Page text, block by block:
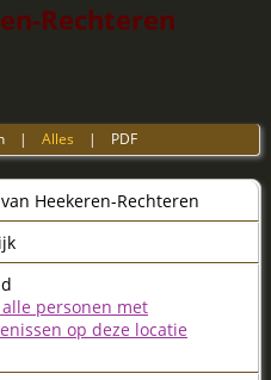
Rechteren
|Alles | PDF
van Heekeren-Rechteren